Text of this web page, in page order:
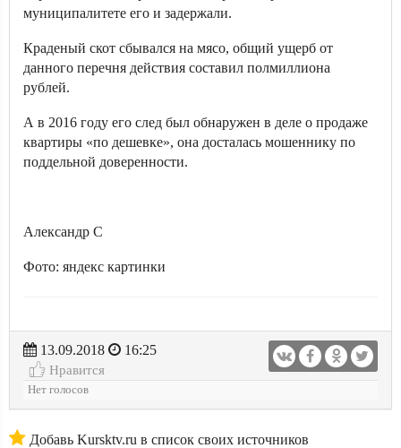
муниципалитете его и задержали.
Краденый скот сбывался на мясо, общий ущерб от
данного перечня действия составил полмиллиона
рублей.
А в 2016 году его след был обнаружен в деле о продаже
квартиры «по дешевке», она досталась мошеннику по
поддельной доверенности.
Александр С
Фото: яндекс картинки
13.09.2018
16:25
Нравится
Нет голосов
Добавь Kursktv.ru в список своих источников